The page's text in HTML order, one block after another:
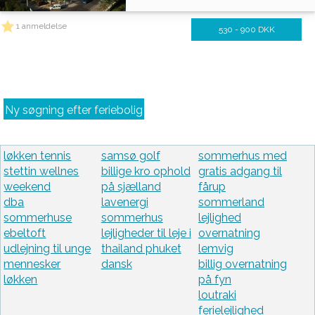
1 anmeldelse 530 - 900 DKK
Ny søgning efter feriebolig
løkken tennis
stettin wellnes
weekend
dba
sommerhuse
ebeltoft
udlejning til unge
mennesker
løkken
samsø golf
billige kro ophold
på sjælland
lavenergi
sommerhus
lejligheder til leje i
thailand phuket
dansk
sommerhus med
gratis adgang til
fårup
sommerland
lejlighed
overnatning
lemvig
billig overnatning
på fyn
loutraki
ferielejlighed